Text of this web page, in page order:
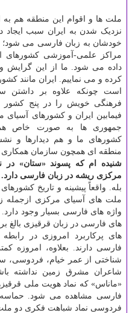
ملت ها و اقوام این منطقه هم به
نزدیک شدن به ایران سبب ایجاد
خودشان به زبان فارسی می شود؛
مراکز علمی-آموزشی کشورهای
داده می شود. ما از این گرایش و
کرده و می نماییم. ایران مانند
است چونکه علاوه بر داشتن
فرهنگی خویش را در پنج کشور
فیمابین ایران و کشورهای
جمهوری ها به صورت خاص
کشورهای ما و هم دیدارها و
منطقه ای همچون سازمان همکاری
شنیده ام که پسوند «ستان» در
مرکزی ریشه در زبان فارسی
بله. واقعاً پیشینه و تاریخ
ملت های آسیای مرکزی ازجمله
واژه های فارسی بسیار وجود
های فارسی در زبان قرقیزی بالغ
های پرکاربرد امروزی در
فارسی دارند. بعلاوه، امروزه
شناختی از عمر خیام، فردوسی،
شاعران مشرق زمین نداشته
«ماناس» که نماد هویت ملی
فارسی مشاهده می شود. حماسه
فردوسی نماد شباهت فکری دو